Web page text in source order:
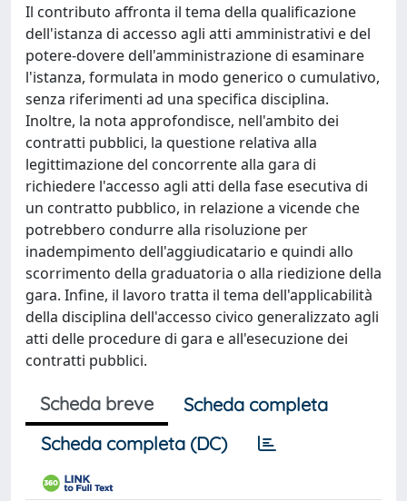
Il contributo affronta il tema della qualificazione
dell'istanza di accesso agli atti amministrativi e del
potere-dovere dell'amministrazione di esaminare
l'istanza, formulata in modo generico o cumulativo,
senza riferimenti ad una specifica disciplina.
Inoltre, la nota approfondisce, nell'ambito dei
contratti pubblici, la questione relativa alla
legittimazione del concorrente alla gara di
richiedere l'accesso agli atti della fase esecutiva di
un contratto pubblico, in relazione a vicende che
potrebbero condurre alla risoluzione per
inadempimento dell'aggiudicatario e quindi allo
scorrimento della graduatoria o alla riedizione della
gara. Infine, il lavoro tratta il tema dell'applicabilità
della disciplina dell'accesso civico generalizzato agli
atti delle procedure di gara e all'esecuzione dei
contratti pubblici.
Scheda breve
Scheda completa
Scheda completa (DC)